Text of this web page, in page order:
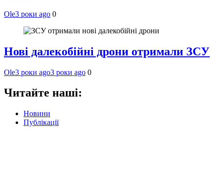
Ole3 роки ago 0
Нові далекобійні дрони отримали ЗСУ
Ole3 роки ago3 роки ago 0
Читайте наші:
Новини
Публікації